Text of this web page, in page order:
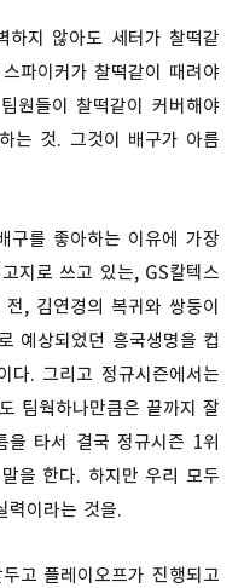
하지 않아도 세터가 찰떡같
파이커가 찰떡같이 때려야
원들이 찰떡같이 커버해야
는 것. 그것이 배구가 아름
구를 좋아하는 이유에 가장
지로 쓰고 있는, GS칼텍스
, 김연경의 복귀와 쌍둥이
예상되었던 흥국생명을 컵
다. 그리고 정규시즌에서는
팀웍하나만큼은 끝까지 잘
을 타서 결국 정규시즌 1위
을 한다. 하지만 우리 모두
력이라는 것을.
고 플레이오프가 진행되고